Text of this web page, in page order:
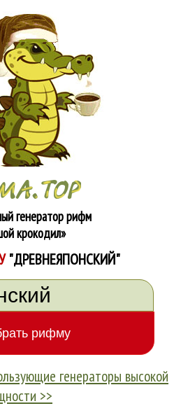
генератор рифм
крокодил»
"ДРЕВНЕЯПОНСКИЙ"
генераторы высокой
>>